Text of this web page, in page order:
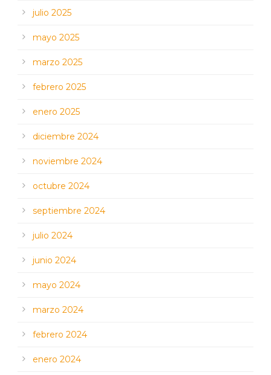
julio 2025
mayo 2025
marzo 2025
febrero 2025
enero 2025
diciembre 2024
noviembre 2024
octubre 2024
septiembre 2024
julio 2024
junio 2024
mayo 2024
marzo 2024
febrero 2024
enero 2024